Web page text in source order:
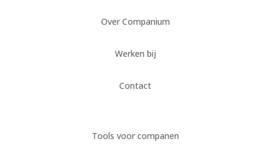
Over Companium
Werken bij
Contact
Tools voor companen